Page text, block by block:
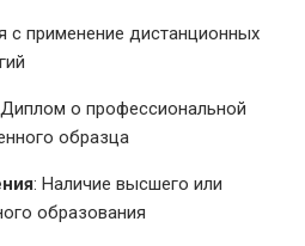
с применение дистанционных
о профессиональной
образца
: Наличие высшего или
образования